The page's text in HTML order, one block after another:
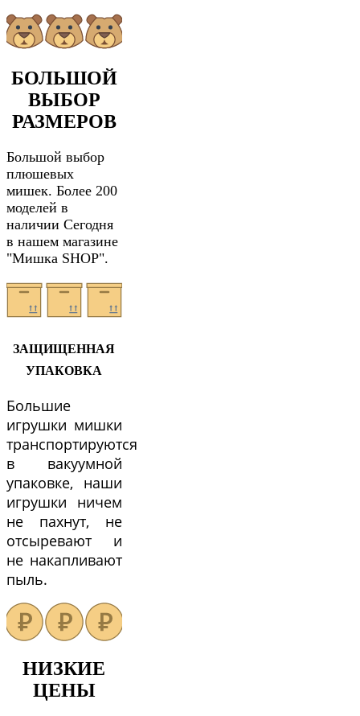
БОЛЬШОЙ
ВЫБОР
РАЗМЕРОВ
Большой выбор
плюшевых
мишек. Более 200
моделей в
наличии Сегодня
в нашем магазине
"Мишка SHOP".
ЗАЩИЩЕННАЯ
УПАКОВКА
Большие
игрушки мишки
транспортируются
в вакуумной
упаковке, наши
игрушки ничем
не пахнут, не
отсыревают и
не накапливают
пыль.
НИЗКИЕ
ЦЕНЫ